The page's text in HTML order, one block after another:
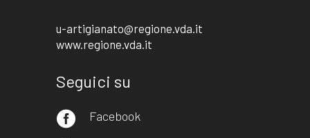
u-artigianato@regione.vda.it
www.regione.vda.it
Seguici su
 Facebook